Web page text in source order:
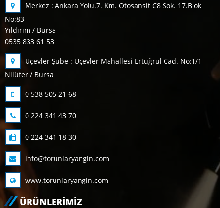
Merkez : Ankara Yolu.7. Km. Otosansit C8 Sok. 17.Blok
No:83
Yıldırım / Bursa
0535 833 61 53
Üçevler Şube : Üçevler Mahallesi Ertuğrul Cad. No:1/1
Nilüfer / Bursa
0 538 505 21 68
0 224 341 43 70
0 224 341 18 30
info@torunlaryangin.com
www.torunlaryangin.com
ÜRÜNLERIMIZ